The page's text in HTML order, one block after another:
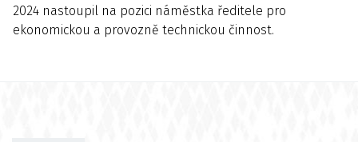
2024 nastoupil na pozici náměstka ředitele pro
ekonomickou a provozně technickou činnost.